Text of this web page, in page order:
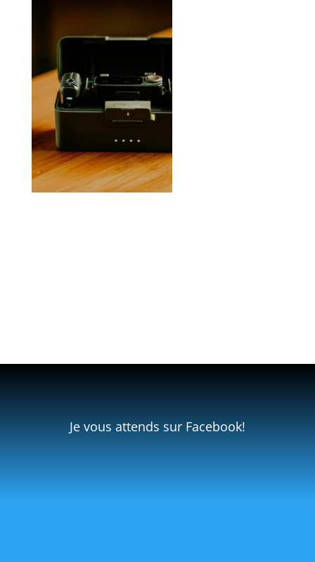
Je vous attends sur Facebook!